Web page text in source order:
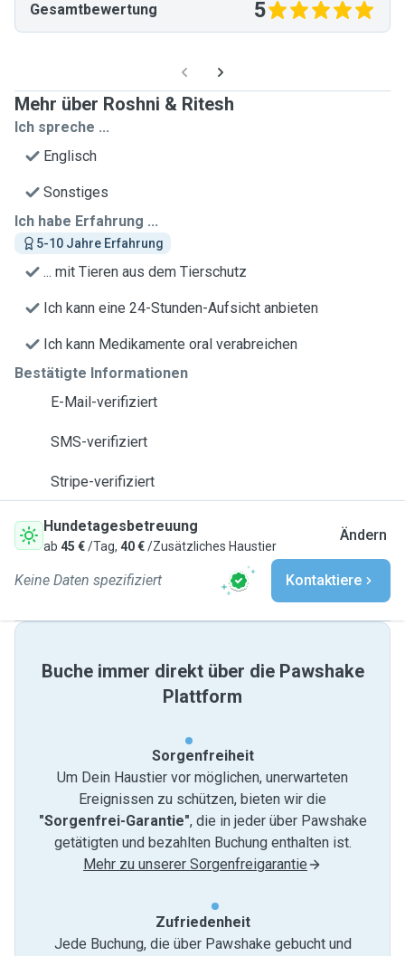
Gesamtbewertung 5
Mehr über Roshni & Ritesh
Ich spreche ...
Englisch
Sonstiges
Ich habe Erfahrung ...
5-10 Jahre Erfahrung
... mit Tieren aus dem Tierschutz
Ich kann eine 24-Stunden-Aufsicht anbieten
Ich kann Medikamente oral verabreichen
Bestätigte Informationen
E-Mail-verifiziert
SMS-verifiziert
Stripe-verifiziert
Hundetagesbetreuung
ab 45 €/Tag, 40 €/Zusätzliches Haustier
Ändern
Keine Daten spezifiziert Kontaktiere
Buche immer direkt über die Pawshake
Plattform
Sorgenfreiheit
Um Dein Haustier vor möglichen, unerwarteten
Ereignissen zu schützen, bieten wir die
"Sorgenfrei-Garantie", die in jeder über Pawshake
getätigten und bezahlten Buchung enthalten ist.
Mehr zu unserer Sorgenfreigarantie
Zufriedenheit
Jede Buchung, die über Pawshake gebucht und